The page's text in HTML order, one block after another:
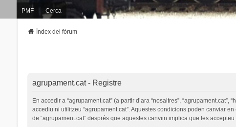
PMF Cerca
Índex del fòrum
agrupament.cat - Registre
En accedir a “agrupament.cat” (a partir d’ara “nosaltres”,
accediu ni utilitzeu “agrupament.cat”. Aquestes condicions poden canviar
de “agrupament.cat” després que aquestes canvïin implica que les